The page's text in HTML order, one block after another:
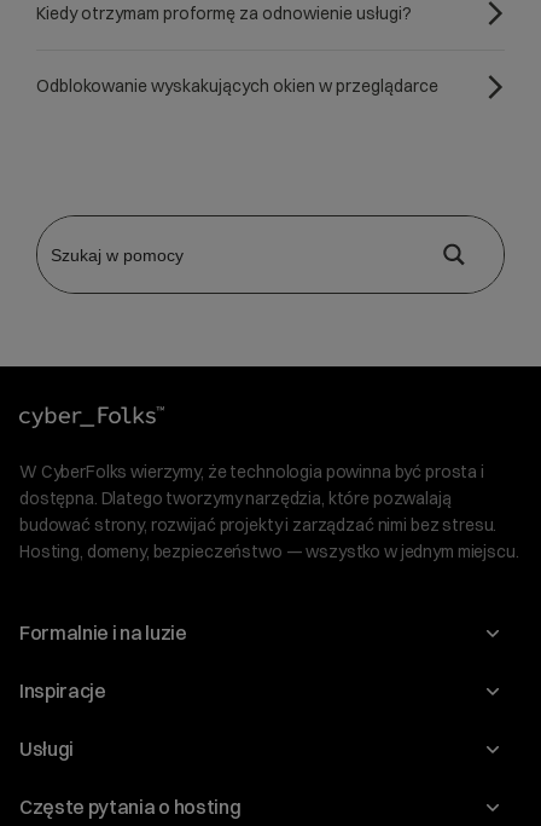
Kiedy otrzymam proformę za odnowienie usługi?
Odblokowanie wyskakujących okien w przeglądarce
W CyberFolks wierzymy, że technologia powinna być prosta i
dostępna. Dlatego tworzymy narzędzia, które pozwalają
budować strony, rozwijać projekty i zarządzać nimi bez stresu.
Hosting, domeny, bezpieczeństwo — wszystko w jednym miejscu.
Formalnie i na luzie
O nas
Program Korzyści dla Inwestorów
Regulaminy i specyfikacje
Inspiracje
Blog
Usługi
Domeny
Częste pytania o hosting